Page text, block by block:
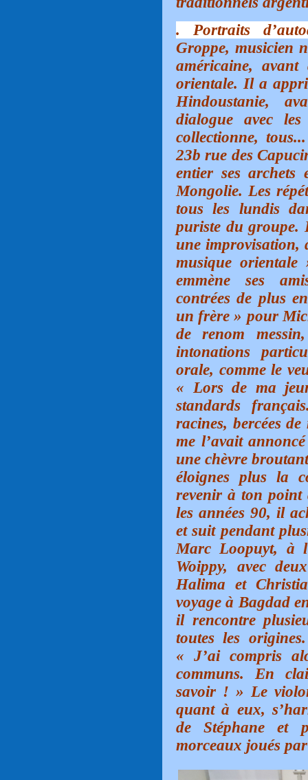
. Portraits
Groppe, musicien
américaine,
orientale. Il a
Hindoustanie,
dialogue avec
collectionne,
23b rue des
entier ses archets
Mongolie. Les
tous les lundis
puriste du groupe.
une improvisation,
musique
emmène ses
contrées de plus
un frère » pour
de renom
intonations
orale, comme le
« Lors de ma
standards
racines, bercées
me l’avait
une chèvre
éloignes plus la
revenir à ton point
les années 90, il
et suit pendant
Marc Loopuyt, à
Woippy, avec
Halima et
voyage à Bagdad
il rencontre
toutes les
« J’ai compris
communs. En
savoir ! » Le
quant à eux,
de Stéphane et
morceaux joués